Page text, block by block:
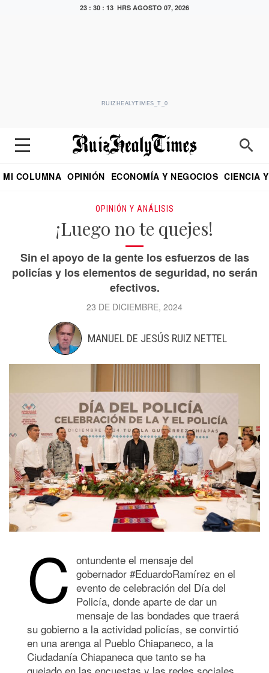
23 : 30 : 14 HRS AGOSTO 07, 2026
RUIZHEALYTIMES_T_0
MI COLUMNA OPINIÓN ECONOMÍA Y NEGOCIOS CIENCIA
OPINIÓN Y ANÁLISIS
¡Luego no te quejes!
Sin el apoyo de la gente los esfuerzos de las
policías y los elementos de seguridad, no serán
efectivos.
23 DE DICIEMBRE, 2024
MANUEL DE JESÚS RUIZ NETTEL
C ontundente el mensaje del
gobernador #EduardoRamírez en el
evento de celebración del Día del
Policía, donde aparte de dar un
mensaje de las bondades que traerá
su gobierno a la actividad policías, se convirtió
en una arenga al Pueblo Chiapaneco, a la
Ciudadanía Chiapaneca que tanto se ha